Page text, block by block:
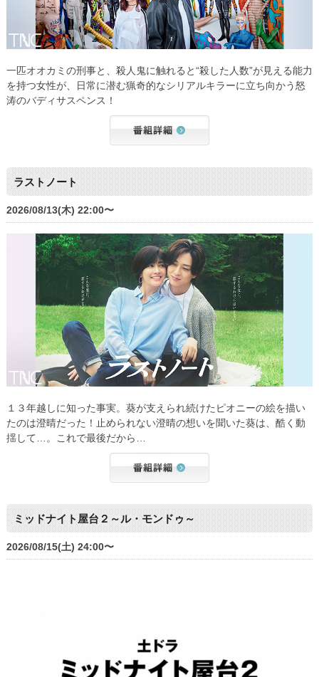
一匹オオカミの刑事と、殺人鬼に触れると“殺した人数”が見える能力
を持つ女性が、日常に潜む猟奇的なシリアルキラーに立ち向かう怒
涛のバディサスペンス！
ラストノート
2026/08/13(木) 22:00〜
１３年越しに知った事実。葵が支えられ続けたピオニーの絵を描い
たのは澄晴だった！止められない澄晴の想いを聞いた葵は、酷く動
揺して…。これで最後だから…
ミッドナイト屋台２～ル・モンドゥ～
2026/08/15(土) 24:00〜